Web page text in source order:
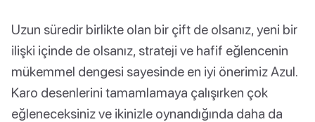
Uzun süredir birlikte olan bir çift de olsanız, yeni bir
ilişki içinde de olsanız, strateji ve hafif eğlencenin
mükemmel dengesi sayesinde en iyi önerimiz Azul.
Karo desenlerini tamamlamaya çalışırken çok
eğleneceksiniz ve ikinizle oynandığında daha da